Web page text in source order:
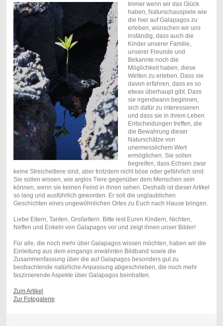
Immer wenn wir das Glück
haben, Naturschauspiele wie
die hier auf Galapagos zu
erleben, wünschen wir uns
inständig, dass auch die
Kinder unserer Familie,
unserer Freunde und
Bekannte noch die
Möglichkeit haben, diese
Welten zu erleben. Dass sie
davon erfahren, dass es so
etwas überhaupt gibt. Dass
sie irgendwann beginnen,
sich dafür zu interessieren
und dass sie in ihrem Leben
Entscheidungen treffen, die
die Bewahrung dieser
Naturschätze von
unermesslichem Wert
ermöglichen. Sie sollen
begreifen, dass Echsen zwar
keine Streicheltiere sind, aber trotzdem nicht böse oder gefährlich sind.
Sie sollen wissen, wie arglos Tiere gegenüber dem Menschen sein
können, wenn sie keinen Feind in ihnen sehen. Deshalb ist dieser Artikel
so lang und ausführlich geworden. Er soll die unglaublichen
Geschichten eines ungewöhnlichen Ortes zu Euch nach Hause bringen.
Liebe Eltern, Tanten, Großeltern: Bitte lest Euren Kindern, Nichten,
Neffen und Enkeln von Galapagos vor und zeigt ihnen unser Bilder!
Für alle, die noch mehr über Galapagos wissen möchten, haben wir die
Einleitung aus dem eingangs erwähnten Bildband sowie die
Zusammenfassung über die auf Galapagos besonders gut zu
beobachtende natürliche Anpassung abgeschrieben, die noch mehr
faszinierende Aspekte über Galapagos beinhalten.
Zum Artikel
Zur Fotogalerie